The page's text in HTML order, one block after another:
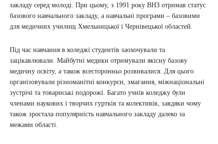
закладу серед молоді. При цьому, з 1991 року ВНЗ отримав статус
базового навчального закладу, а навчальні програми – базовими
для медичних училищ Хмельницької і Чернівецької областей.
Під час навчання в коледжі студентів заохочували та
зацікавлювали. Майбутні медики отримували якісну базову
медичну освіту, а також всесторонньо розвивалися. Для цього
організовували різноманітні конкурси, змагання, міжнаціональні
зустрічі та товариські подорожі. Багато учнів коледжу були
членами наукових і творчих гуртків та колективів, завдяки чому
також зростала популярність навчального закладу далеко за
межами області.